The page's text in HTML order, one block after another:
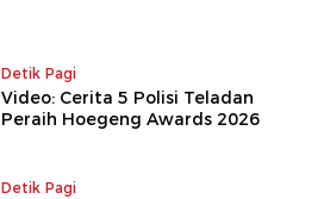
Detik Pagi
Video: Cerita 5 Polisi Teladan
Peraih Hoegeng Awards 2026
Detik Pagi